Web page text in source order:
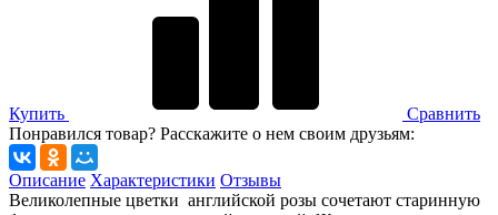
Купить
Сравнить
Понравился товар? Расскажите о нем своим друзьям:
Описание Характеристики Отзывы
Великолепные цветки английской розы сочетают старинную